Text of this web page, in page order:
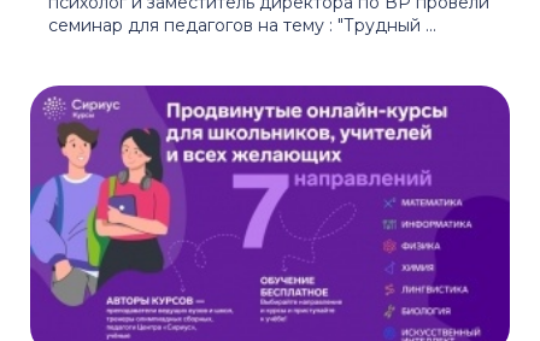
семинар для педагогов на тему : "Трудный ...